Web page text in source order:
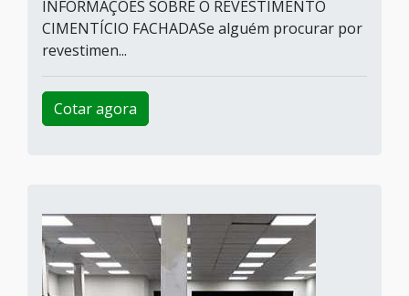
INFORMAÇÕES SOBRE O REVESTIMENTO
CIMENTÍCIO FACHADASe alguém procurar por
revestimen...
Cotar agora